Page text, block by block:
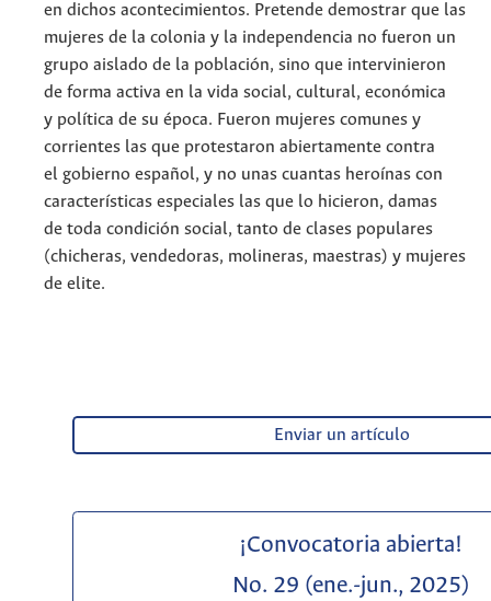
en dichos acontecimientos. Pretende demostrar que las
mujeres de la colonia y la independencia no fueron un
grupo aislado de la población, sino que intervinieron
de forma activa en la vida social, cultural, económica
y política de su época. Fueron mujeres comunes y
corrientes las que protestaron abiertamente contra
el gobierno español, y no unas cuantas heroínas con
características especiales las que lo hicieron, damas
de toda condición social, tanto de clases populares
(chicheras, vendedoras, molineras, maestras) y mujeres
de elite.
Enviar un artículo
¡Convocatoria abierta!
No. 29 (ene.-jun., 2025)